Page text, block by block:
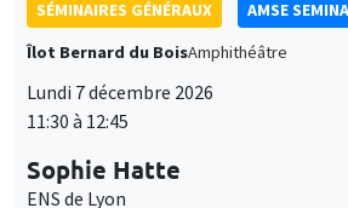
Îlot Bernard du Bois
Amphithéâtre
Lundi 7 décembre 2026
11:30 à 12:45
Sophie Hatte
ENS de Lyon